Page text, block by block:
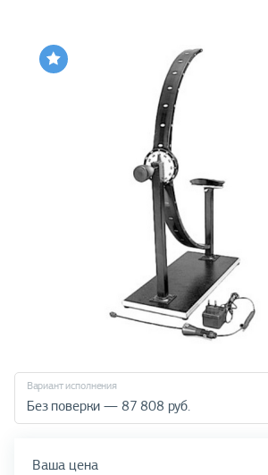
Вариант исполнения
Без поверки — 87 808 руб.
Ваша цена